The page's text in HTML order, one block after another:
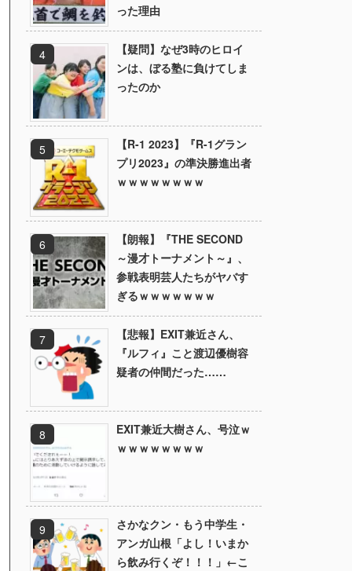
った理由
【疑問】なぜ3時のヒロイ
ンは、ぼる塾に負けてしま
ったのか
【R-1 2023】『R-1グラン
プリ2023』の準決勝進出者
ｗｗｗｗｗｗｗｗ
【朗報】『THE SECOND
～漫才トーナメント～』、
参戦表明芸人たちがヤバす
ぎるｗｗｗｗｗｗｗ
【悲報】EXIT兼近さん、
『ルフィ』こと渡辺優樹容
疑者の仲間だった……
EXIT兼近大樹さん、号泣ｗ
ｗｗｗｗｗｗｗｗ
さかなクン・もう中学生・
アンガ山根「よし！いまか
ら飲み行くぞ！！！」←こ